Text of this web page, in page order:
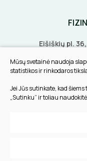
Eišiškių pl.
Tilžės
Mūsų svetainė naudoja
statistikos ir rinkodaros
Jei Jūs sutinkate, kad
„Sutinku“ ir toliau